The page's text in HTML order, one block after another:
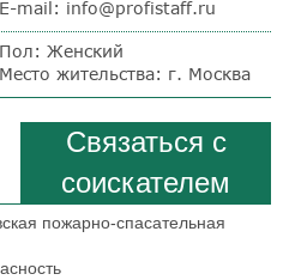
E-mail: info@profistaff.ru
Пол: Женский
Место жительства: г. Москва
Связаться с
соискателем
пожарно-спасательная